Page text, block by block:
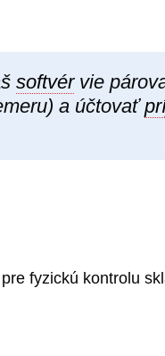
softvérvie
a účtovať
fyzickú kontrolu